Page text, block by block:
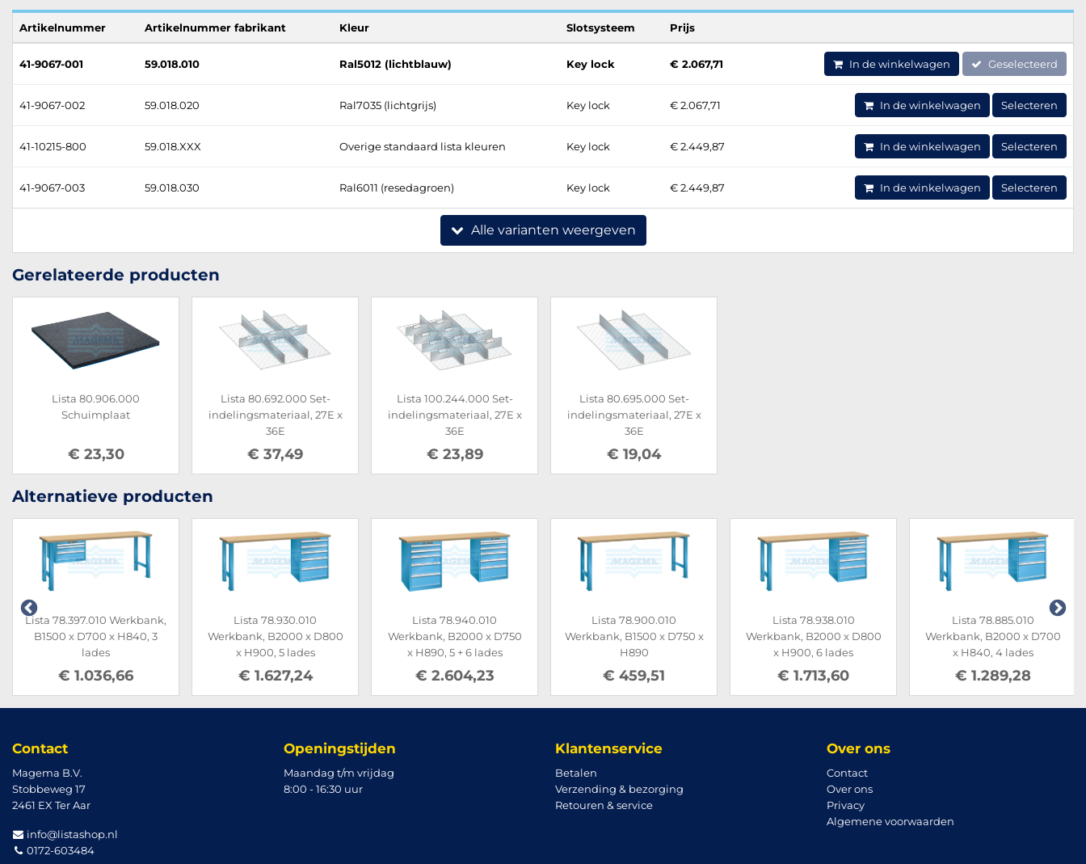
Artikelnummer Artikelnummer fabrikant Kleur Slotsysteem Prijs
41-9067-001 59.018.010 Ral5012 (lichtblauw) Key lock € 2.067,71 In de winkelwagen Geselecteerd
41-9067-002 59.018.020 Ral7035 (lichtgrijs) Key lock € 2.067,71 In de winkelwagen Selecteren
41-10215-800 59.018.XXX Overige standaard lista kleuren Key lock € 2.449,87 In de winkelwagen Selecteren
41-9067-003 59.018.030 Ral6011 (resedagroen) Key lock € 2.449,87 In de winkelwagen Selecteren
Alle varianten weergeven
Gerelateerde producten
Lista 80.906.000
Schuimplaat
€ 23,30
Lista 80.692.000 Set-
indelingsmateriaal, 27E x
36E
€ 37,49
Lista 100.244.000 Set-
indelingsmateriaal, 27E x
36E
€ 23,89
Lista 80.695.000 Set-
indelingsmateriaal, 27E x
36E
€ 19,04
Alternatieve producten
Lista 78.397.010 Werkbank,
B1500 x D700 x H840, 3
lades
€ 1.036,66
Lista 78.930.010
Werkbank, B2000 x D800
x H900, 5 lades
€ 1.627,24
Lista 78.940.010
Werkbank, B2000 x D750
x H890, 5 + 6 lades
€ 2.604,23
Lista 78.900.010
Werkbank, B1500 x D750 x
H890
€ 459,51
Lista 78.938.010
Werkbank, B2000 x D800
x H900, 6 lades
€ 1.713,60
Lista 78.885.010
Werkbank, B2000 x D700
x H840, 4 lades
€ 1.289,28
Contact
Magema B.V.
Stobbeweg 17
2461 EX Ter Aar
info@listashop.nl
0172-603484
Openingstijden
Maandag t/m vrijdag
8:00 - 16:30 uur
Klantenservice
Betalen
Verzending & bezorging
Retouren & service
Over ons
Contact
Over ons
Privacy
Algemene voorwaarden